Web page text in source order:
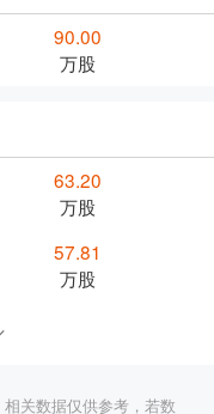
90.00
万股
63.20
万股
57.81
万股
关数据仅供参考，若数